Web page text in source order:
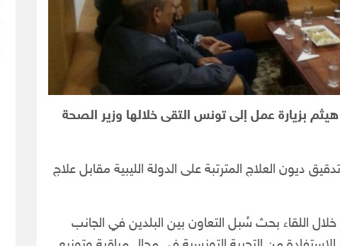
بزيارة عمل إلى تونس التقى خلالها وزير الصحة
ديون العلاج المترتبة على الدولة الليبية مقابل علاج
اللقاء بحث سُبل التعاون بين البلدين في الجانب